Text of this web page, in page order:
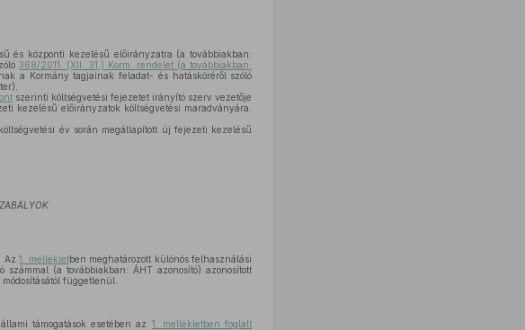
és központi kezelésű előirányzatra (a továbbiakban:
368/2011. (XII. 31.) Korm. rendelet (a továbbiakban:
a Kormány tagjainak feladat- és hatásköréről szóló
szerinti költségvetési fejezetet irányító szerv vezetője
kezelésű előirányzatok költségvetési maradványára,
év során megállapított új fejezeti kezelésű
Az1. mellékletben meghatározott különös felhasználási
(a továbbiakban: ÁHT azonosító) azonosított
függetlenül.
támogatások esetében az 1. mellékletben foglalt